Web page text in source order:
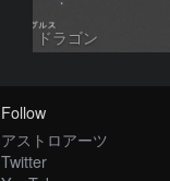
ドラゴン
Follow
アストロアーツ
Twitter